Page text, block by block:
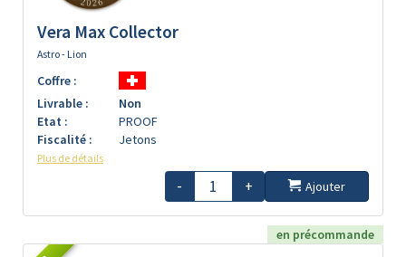
Vera Max Collector
Astro - Lion
Coffre :
Livrable :
Non
Etat :
PROOF
Fiscalité :
Jetons
Plus de détails
- + Ajouter
en précommande